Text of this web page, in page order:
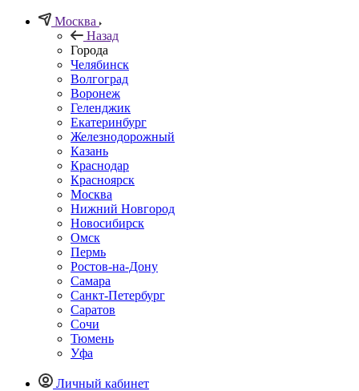
Москва
Назад
Города
Челябинск
Волгоград
Воронеж
Геленджик
Екатеринбург
Железнодорожный
Казань
Краснодар
Красноярск
Москва
Нижний Новгород
Новосибирск
Омск
Пермь
Ростов-на-Дону
Самара
Санкт-Петербург
Саратов
Сочи
Тюмень
Уфа
Личный кабинет